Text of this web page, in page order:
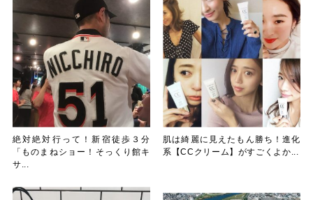
絶対絶対行って！新宿徒歩３分
「ものまねショー！そっくり館キ
サ...
肌は綺麗に見えたもん勝ち！進化
系【CCクリーム】がすごくよか...